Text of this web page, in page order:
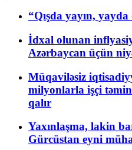
“Qışda yayın,
İdxal olunan
Azərbaycan üçün
Müqaviləsiz
milyonlarla işçi
qalır
Yaxınlaşma, lakin
Gürcüstan eyni